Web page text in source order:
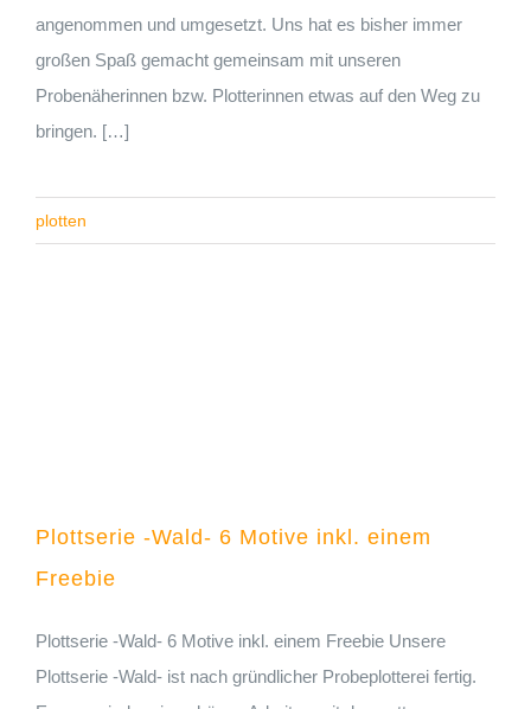
angenommen und umgesetzt. Uns hat es bisher immer
großen Spaß gemacht gemeinsam mit unseren
Probenäherinnen bzw. Plotterinnen etwas auf den Weg zu
bringen. […]
plotten
Plottserie -Wald- 6 Motive inkl. einem
Freebie
Plottserie -Wald- 6 Motive inkl. einem Freebie Unsere
Plottserie -Wald- ist nach gründlicher Probeplotterei fertig.